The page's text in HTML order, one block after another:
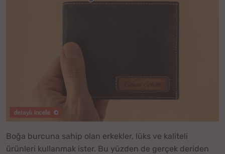
Boğa burcuna sahip olan erkekler, lüks ve kaliteli
ürünleri kullanmak ister. Bu yüzden de gerçek deriden